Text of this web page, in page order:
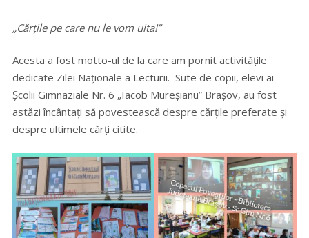
„Cărțile pe care nu le vom uita!”
Acesta a fost motto-ul de la care am pornit activitățile
dedicate Zilei Naționale a Lecturii. Sute de copii, elevi ai
Școlii Gimnaziale Nr. 6 „Iacob Mureșianu” Brașov, au fost
astăzi încântați să povestească despre cărțile preferate și
despre ultimele cărți citite.